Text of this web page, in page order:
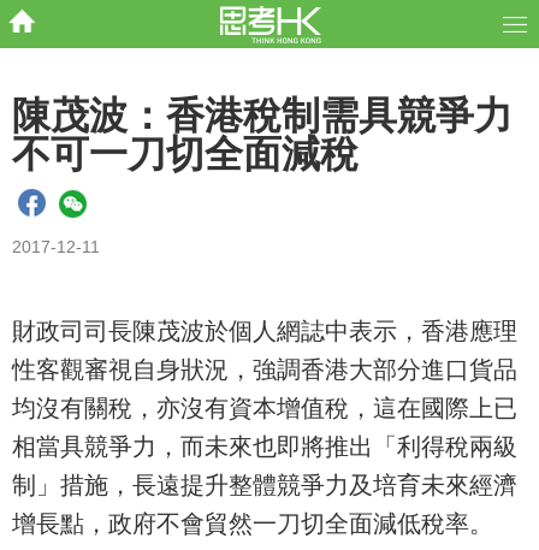
陳茂波：香港稅制需具競爭力
不可一刀切全面減稅
2017-12-11
財政司司長陳茂波於個人網誌中表示，香港應理
性客觀審視自身狀況，強調香港大部分進口貨品
均沒有關稅，亦沒有資本增值稅，這在國際上已
相當具競爭力，而未來也即將推出「利得稅兩級
制」措施，長遠提升整體競爭力及培育未來經濟
增長點，政府不會貿然一刀切全面減低稅率。